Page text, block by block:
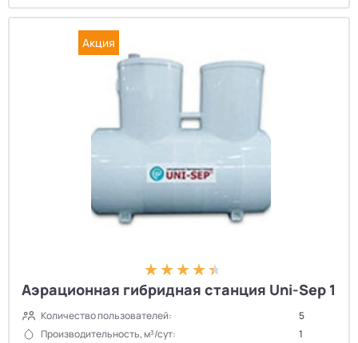
Акция
Аэрационная гибридная станция Uni-Sep 1
Количество пользователей:
5
Производительность, м³/сут:
1